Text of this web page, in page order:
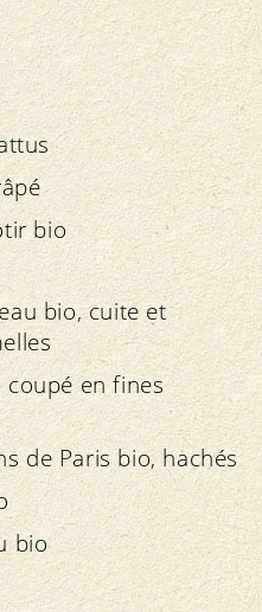
bio
bio, cuite et
en fines
de Paris bio, hachés
bio